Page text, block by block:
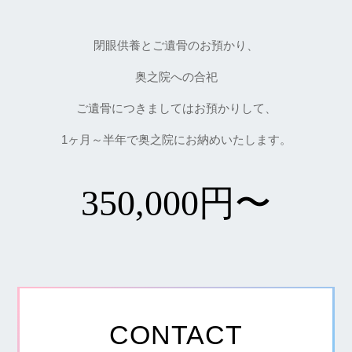
閉眼供養とご遺骨のお預かり、
奥之院への合祀
ご遺骨につきましてはお預かりして、
1ヶ月～半年で奥之院にお納めいたします。
350,000円〜
CONTACT